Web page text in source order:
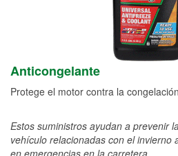
Anticongelante
Protege el motor contra la
Estos suministros ayudan a prevenir
vehículo relacionadas con el invierno